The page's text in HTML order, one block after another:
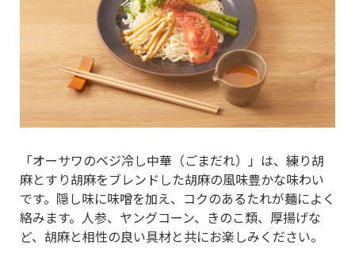
「オーサワのベジ冷し中華（ごまだれ）」は、練り胡
麻とすり胡麻をブレンドした胡麻の風味豊かな味わい
です。隠し味に味噌を加え、コクのあるたれが麺によく
絡みます。人参、ヤングコーン、きのこ類、厚揚げな
ど、胡麻と相性の良い具材と共にお楽しみください。